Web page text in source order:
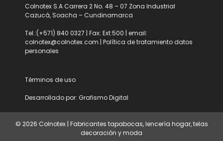
Colnotex S.A Carrera 2 No. 48 – 07 Zona Industrial
Cazucá, Soacha – Cundinamarca
Tel.:(+571) 840 0327 | Fax: Ext:500 | email:
colnotex@colnotex.com | Política de tratamiento datos
personales
Términos de uso
Desarrollado por: Grafismo Digital
© 2026 Colnotex | Fabricantes tapabocas, lencería hogar, telas
decoración y moda